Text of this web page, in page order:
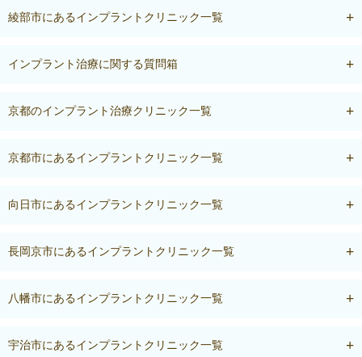
綾部市にあるインプラントクリニック一覧
インプラント治療に関する質問箱
京都のインプラント治療クリニック一覧
京都市にあるインプラントクリニック一覧
向日市にあるインプラントクリニック一覧
長岡京市にあるインプラントクリニック一覧
八幡市にあるインプラントクリニック一覧
宇治市にあるインプラントクリニック一覧